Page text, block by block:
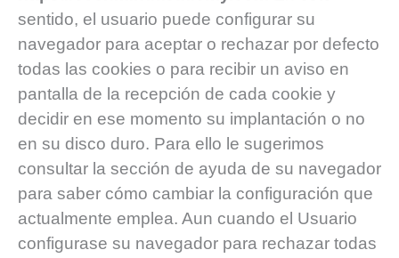
sentido, el usuario puede configurar su
navegador para aceptar o rechazar por defecto
todas las cookies o para recibir un aviso en
pantalla de la recepción de cada cookie y
decidir en ese momento su implantación o no
en su disco duro. Para ello le sugerimos
consultar la sección de ayuda de su navegador
para saber cómo cambiar la configuración que
actualmente emplea. Aun cuando el Usuario
configurase su navegador para rechazar todas